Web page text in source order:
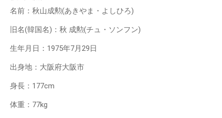
名前：秋山成勲(あきやま・よしひろ)
旧名(韓国名)：秋 成勲(チュ・ソンフン)
生年月日：1975年7月29日
出身地：大阪府大阪市
身長：177cm
体重：77kg